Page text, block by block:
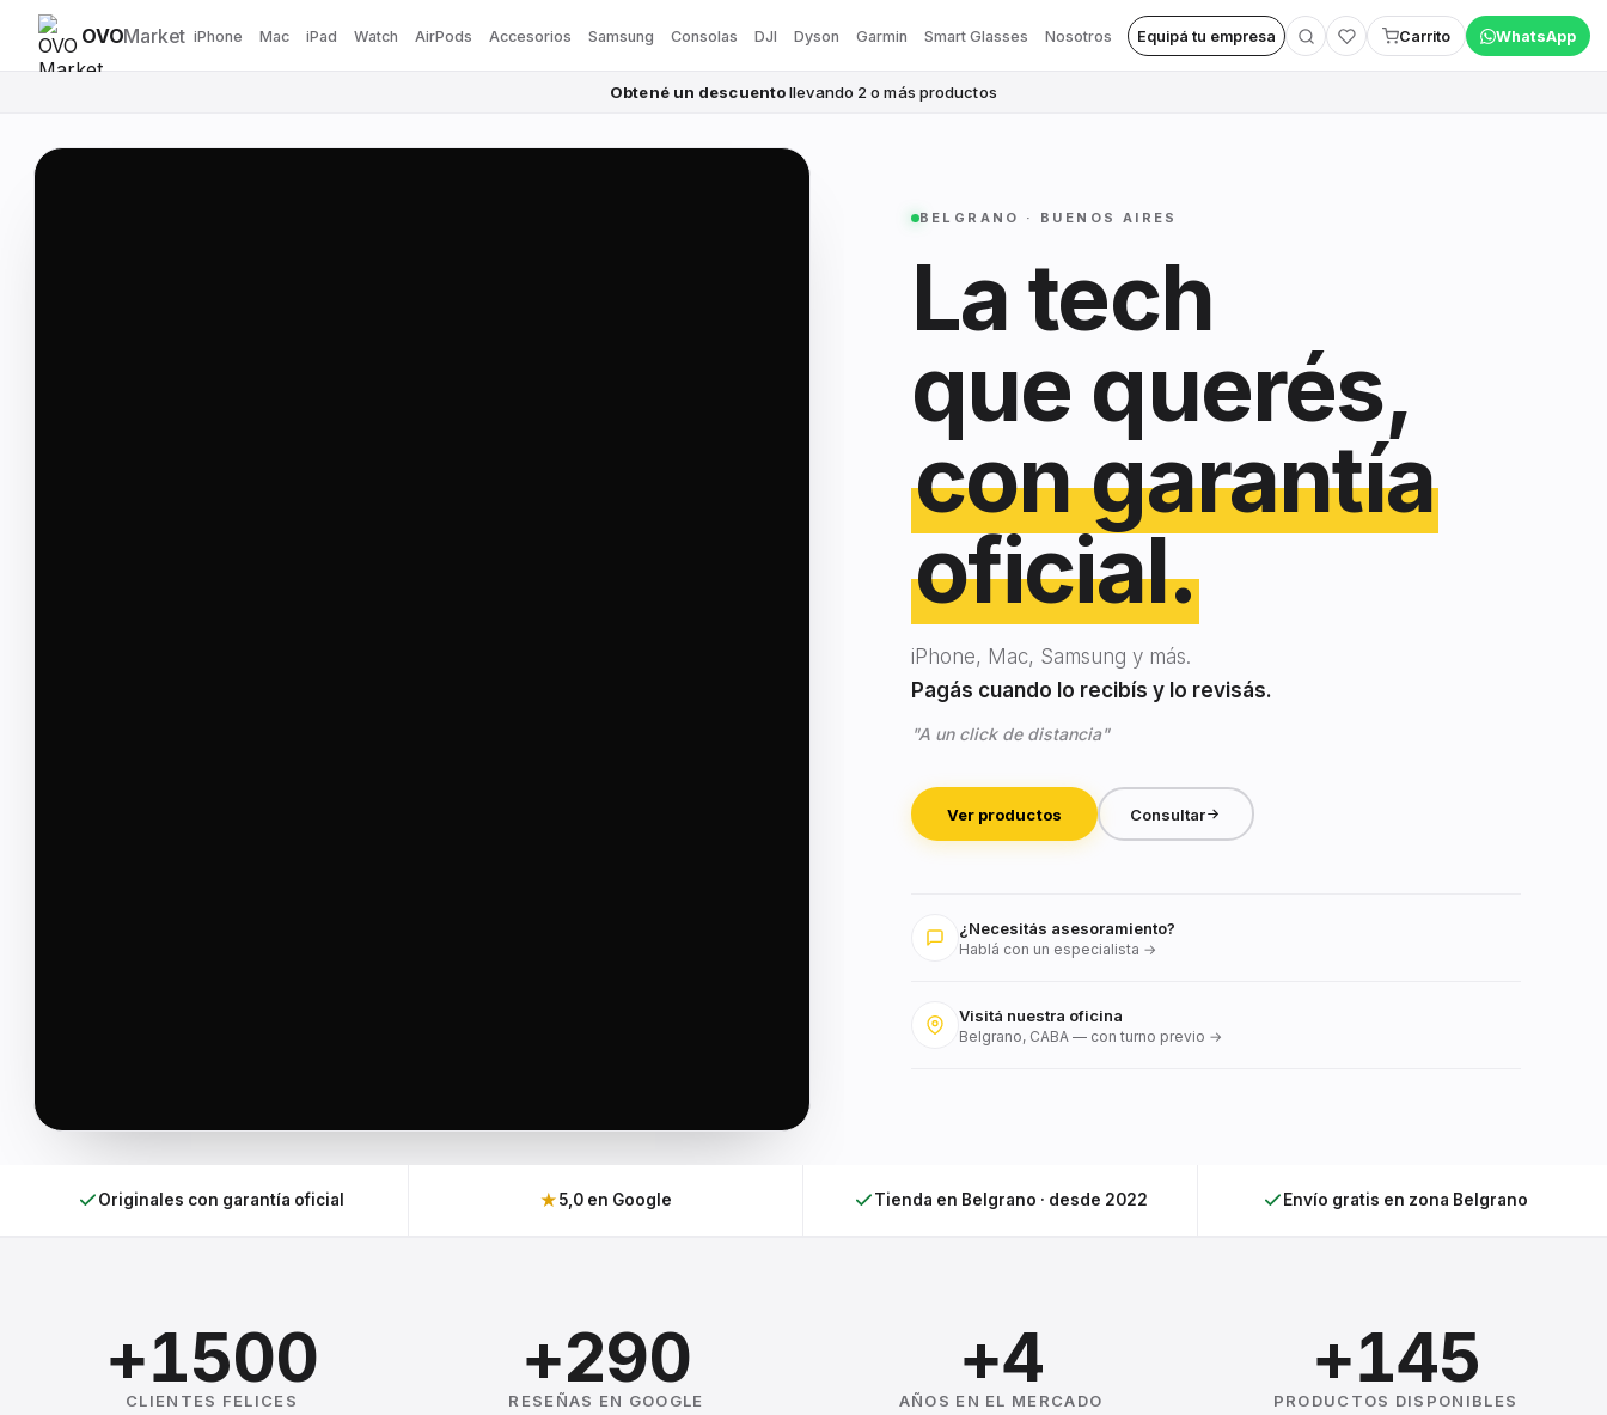
OVOMarket iPhone Mac iPad Watch AirPods Accesorios Samsung Consolas DJI Dyson Garmin Smart Glasses Nosotros Equipá tu empresa Carrito WhatsApp
Obtené un descuentollevando 2 o más productos
BELGRANO · BUENOS AIRES
La tech
que querés,
con garantía
oficial.
iPhone, Mac, Samsung y más.
Pagás cuando lo recibís y lo revisás.
"A un click de distancia"
Ver productos Consultar
¿Necesitás asesoramiento?
Hablá con un especialista →
Visitá nuestra oficina
Belgrano, CABA — con turno previo →
Originales con garantía oficial ★5,0 en Google Tienda en Belgrano · desde 2022 Envío gratis en zona Belgrano
+1500
CLIENTES FELICES
+290
RESEÑAS EN GOOGLE
+4
AÑOS EN EL MERCADO
+145
PRODUCTOS DISPONIBLES